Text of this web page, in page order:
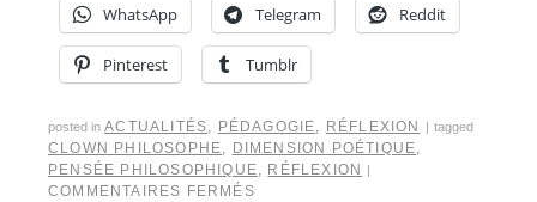
WhatsApp Telegram Reddit
Pinterest Tumblr
posted in ACTUALITÉS, PÉDAGOGIE, RÉFLEXION tagged
CLOWN PHILOSOPHE, DIMENSION POÉTIQUE,
PENSÉE PHILOSOPHIQUE, RÉFLEXION
COMMENTAIRES FERMÉS